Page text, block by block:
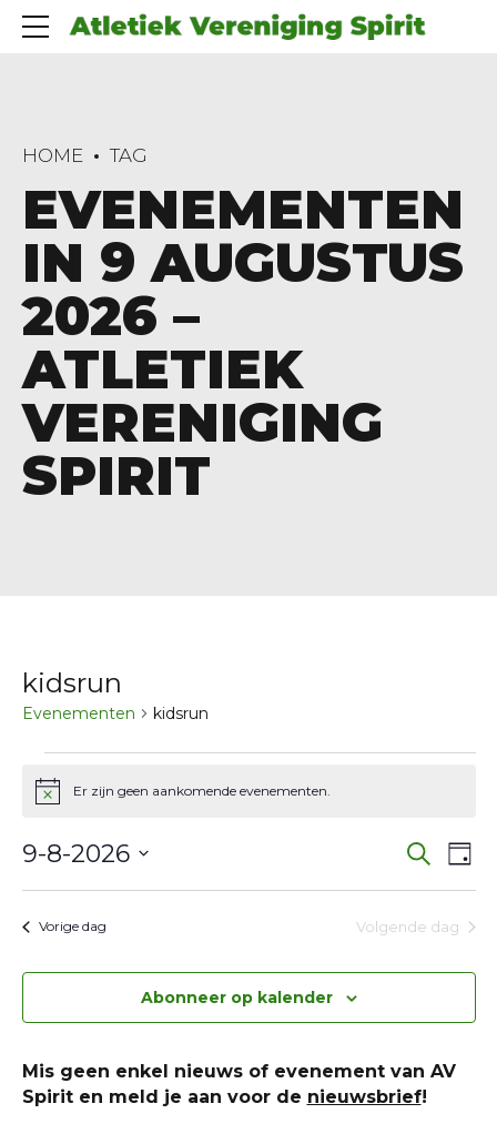
HOME TAG
EVENEMENTEN
IN 9 AUGUSTUS
2026 –
ATLETIEK
VERENIGING
SPIRIT
kidsrun
Evenementen kidsrun
Evenementen
in
9
augustus
2026
BerichtEr zijn geen aankomende evenementen.
en
Zoeken
Dag
9-8-2026
datum.
Vorige dag Volgende dag
Abonneer op kalender
Mis geen enkel nieuws of evenement van AV
Spirit en meld je aan voor de nieuwsbrief!